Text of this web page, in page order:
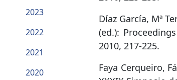
Díaz García, Mª
(ed.):
2010, 217-225.
Faya Cerqueiro,
2023
2022
2021
2020